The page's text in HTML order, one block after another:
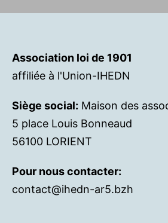
Association loi de 1901
affiliée à l'Union-IHEDN
Siège social: Maison des
5 place Louis Bonneaud
56100 LORIENT
Pour nous contacter:
contact@ihedn-ar5.bzh